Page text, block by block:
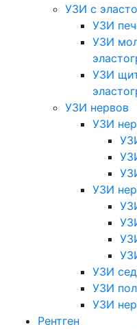
УЗИ с
УЗИ
УЗИ
УЗИ
УЗИ нервов
УЗИ
УЗИ
УЗИ
УЗИ
УЗИ
Рентген